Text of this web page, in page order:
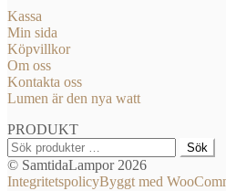
Kassa
Min sida
Köpvillkor
Om oss
Kontakta oss
Lumen är den nya watt
PRODUKT
Sök
efter:
Sök
© SamtidaLampor 2026
IntegritetspolicyByggt med